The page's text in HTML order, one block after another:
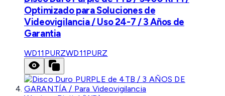
Optimizado para Soluciones de
Videovigilancia / Uso 24-7 / 3 Años de
Garantia
WD11PURZWD11PURZ